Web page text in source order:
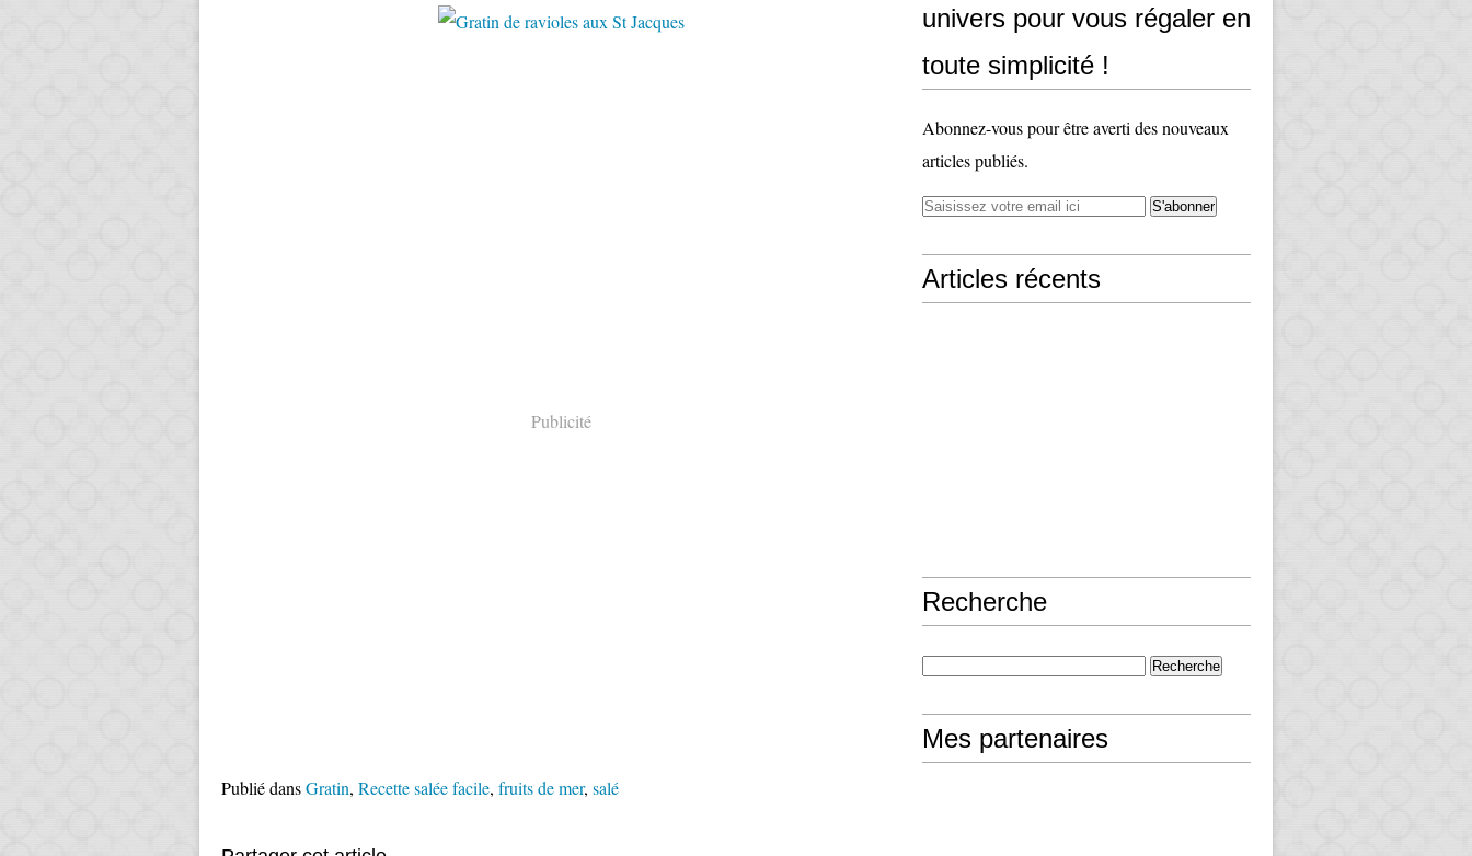
Publicité
Publié dansGratin, Recette salée facile, fruits de mer, salé
univers pour vous régaler en
toute simplicité !
Abonnez-vous pour être averti des nouveaux
articles publiés.
Articles récents
Recherche
Mes partenaires